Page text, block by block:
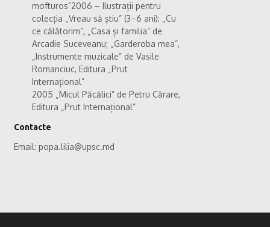
mofturos”2006 – Ilustrații pentru
colecția „Vreau să știu” (3–6 ani): „Cu
ce călătorim”, „Casa și familia” de
Arcadie Suceveanu; „Garderoba mea”,
„Instrumente muzicale” de Vasile
Romanciuc, Editura „Prut
Internațional”
2005 „Micul Păcălici” de Petru Cărare,
Editura „Prut Internațional”
Contacte
Email: popa.lilia@upsc.md